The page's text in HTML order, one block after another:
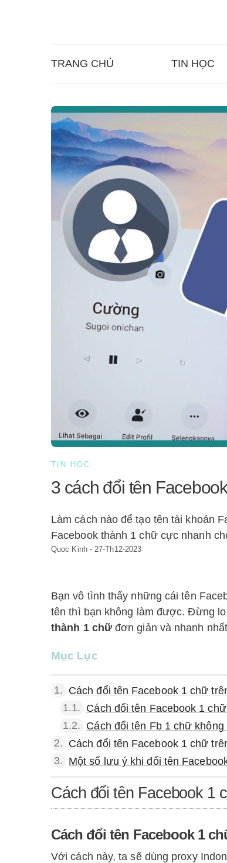
TRANG CHỦ TIN HỌC
TIN HỌC
3 cách đổi tên
Làm cách nào để tạo tên tài khoản
Facebook thành 1 chữ cực nhanh
Quoc Kinh-27-Th12-2023
Bạn vô tình thấy những cái tên
tên thì bạn không làm được. Đừng
thành 1 chữđơn giản và nhanh
Mục Lục
1. Cách đổi tên Facebook 1 chữ
1.1. Cách đổi tên Facebook 1
1.2. Cách đổi tên Fb 1 chữ
2. Cách đổi tên Facebook 1 chữ
3. Một số lưu ý khi đổi tên
Cách đổi tên Facebook 1
Cách đổi tên Facebook 1
Với cách này, ta sẽ dùng proxy